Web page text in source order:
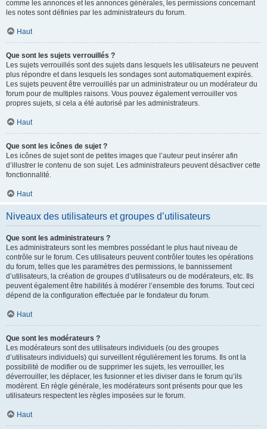
comme les annonces et les annonces générales, les permissions concernant
les notes sont définies par les administrateurs du forum.
Haut
Que sont les sujets verrouillés ?
Les sujets verrouillés sont des sujets dans lesquels les utilisateurs ne peuvent
plus répondre et dans lesquels les sondages sont automatiquement expirés.
Les sujets peuvent être verrouillés par un administrateur ou un modérateur du
forum pour de multiples raisons. Vous pouvez également verrouiller vos
propres sujets, si cela a été autorisé par les administrateurs.
Haut
Que sont les icônes de sujet ?
Les icônes de sujet sont de petites images que l’auteur peut insérer afin
d’illustrer le contenu de son sujet. Les administrateurs peuvent désactiver cette
fonctionnalité.
Haut
Niveaux des utilisateurs et groupes d’utilisateurs
Que sont les administrateurs ?
Les administrateurs sont les membres possédant le plus haut niveau de
contrôle sur le forum. Ces utilisateurs peuvent contrôler toutes les opérations
du forum, telles que les paramètres des permissions, le bannissement
d’utilisateurs, la création de groupes d’utilisateurs ou de modérateurs, etc. Ils
peuvent également être habilités à modérer l’ensemble des forums. Tout ceci
dépend de la configuration effectuée par le fondateur du forum.
Haut
Que sont les modérateurs ?
Les modérateurs sont des utilisateurs individuels (ou des groupes
d’utilisateurs individuels) qui surveillent régulièrement les forums. Ils ont la
possibilité de modifier ou de supprimer les sujets, les verrouiller, les
déverrouiller, les déplacer, les fusionner et les diviser dans le forum qu’ils
modèrent. En règle générale, les modérateurs sont présents pour que les
utilisateurs respectent les règles imposées sur le forum.
Haut